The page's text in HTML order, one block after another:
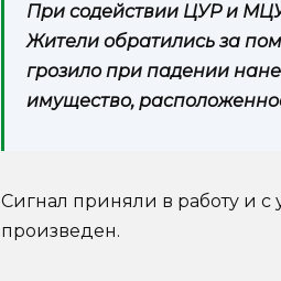
При содействии ЦУР и
Жители обратились за
грозило при падении
имущество,
Сигнал приняли в работу и
произведен.